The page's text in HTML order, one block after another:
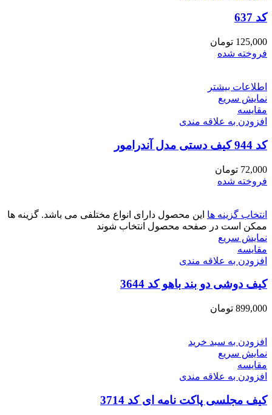
کد 637
125,000 تومان
فروخته شده
اطلاعات بیشتر
نمایش سریع
مقايسه
افزودن به علاقه مندی
کد 944 کیف دستی مدل آندرامور
72,000 تومان
فروخته شده
انتخاب گزینه ها این محصول دارای انواع مختلفی می باشد. گزینه ها
ممکن است در صفحه محصول انتخاب شوند
نمایش سریع
مقايسه
افزودن به علاقه مندی
کیف دوشی دو بند باهو کد 3644
899,000 تومان
افزودن به سبد خرید
نمایش سریع
مقايسه
افزودن به علاقه مندی
کیف مجلسی پاکت نامه ای کد 3714